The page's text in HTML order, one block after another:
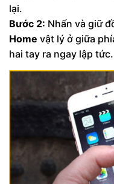
lại.
Bước 2: Nhấn và giữ
Home vật lý ở giữa
hai tay ra ngay lập tức.